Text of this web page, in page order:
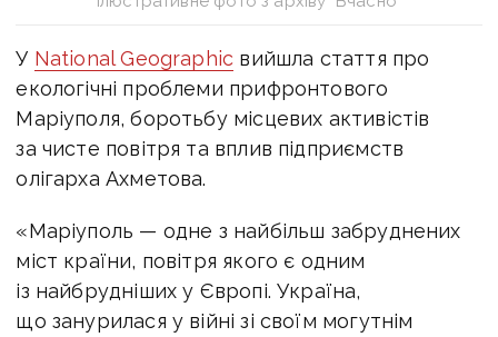
У National Geographic вийшла стаття про
екологічні проблеми прифронтового
Маріуполя, боротьбу місцевих активістів
за чисте повітря та вплив підприємств
олігарха Ахметова.
«Маріуполь — одне з найбільш забруднених
міст країни, повітря якого є одним
із найбрудніших у Європі. Україна,
що занурилася у війні зі своїм могутнім